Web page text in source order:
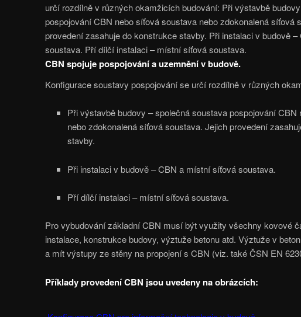
určí rozdílně v různých okamžicích budování: Při výstavbě
pospojování CBN nebo síťová soustava nebo zdokonalená síťová
provedení zasahuje do konstrukce stavby. Při instalaci v budově
soustava. Pří dílčí instalaci – místní síťová soustava.
CBN spojuje pospojování a uzemnění v budově.
Konfigurace soustavy pospojování se určí rozdílně v různých
Při výstavbě budovy – společná soustava pospojování CBN
nebo zdokonalená síťová soustava. Jejich provedení
stavby.
Při instalaci v budově – CBN a místní síťová soustava.
Pří dílčí instalaci – místní síťová soustava.
Pro vybudování základní CBN musí být využity všechny kovové
instalace, konstrukce budovy, výztuže betonu atd. Výztuže v
a mít výstupy ze stěny na propojení s CBN (viz. také ČSN EN
Příklady provedení CBN jsou uvedeny na obrázcích: